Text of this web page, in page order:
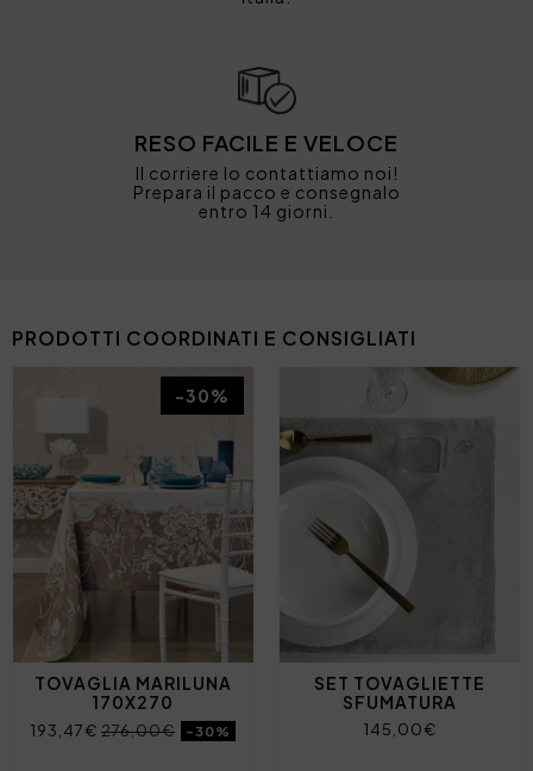
RESO FACILE E VELOCE
Il corriere lo contattiamo noi!
Prepara il pacco e consegnalo
entro 14 giorni.
PRODOTTI COORDINATI E CONSIGLIATI
TOVAGLIA MARILUNA
170X270
193,47€ 276,00€ -30%
-30%
SET TOVAGLIETTE
SFUMATURA
145,00€